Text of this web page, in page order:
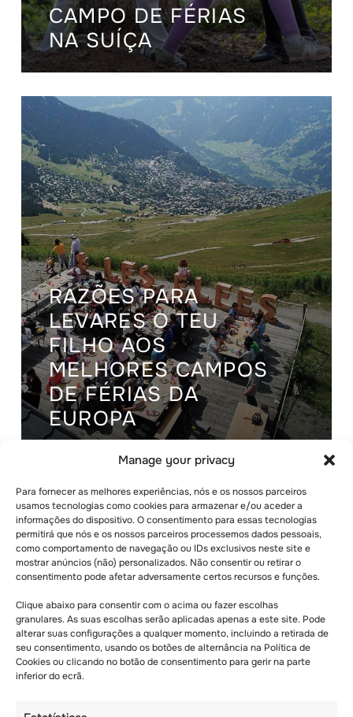
Manage your privacy
Para fornecer as melhores experiências, nós e os nossos parceiros
usamos tecnologias como cookies para armazenar e/ou aceder a
informações do dispositivo. O consentimento para essas tecnologias
permitirá que nós e os nossos parceiros processemos dados pessoais,
como comportamento de navegação ou IDs exclusivos neste site e
mostrar anúncios (não) personalizados. Não consentir ou retirar o
consentimento pode afetar adversamente certos recursos e funções.
Clique abaixo para consentir com o acima ou fazer escolhas
granulares. As suas escolhas serão aplicadas apenas a este site. Pode
alterar suas configurações a qualquer momento, incluindo a retirada de
seu consentimento, usando os botões de alternância na Política de
Cookies ou clicando no botão de consentimento para gerir na parte
inferior do ecrã.
CAMPO DE FÉRIAS
NA SUÍÇA
RAZÕES PARA
LEVARES O TEU
FILHO AOS
MELHORES CAMPOS
DE FÉRIAS DA
EUROPA